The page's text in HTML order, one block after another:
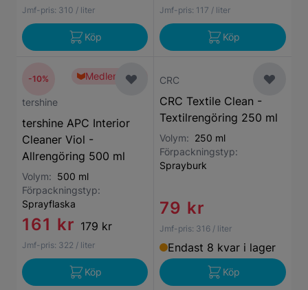
Jmf-pris: 310 / liter
Köp
Jmf-pris: 117 / liter
Köp
Medlemspris
tershine
tershine APC Interior
Cleaner Viol -
Allrengöring 500 ml
Volym: 500 ml
Förpackningstyp:
Sprayflaska
161 kr 179 kr
Jmf-pris: 322 / liter
-10%
Köp
CRC
CRC Textile Clean -
Textilrengöring 250 ml
Volym: 250 ml
Förpackningstyp:
Sprayburk
79 kr
Jmf-pris: 316 / liter
Endast 8 kvar i lager
Köp